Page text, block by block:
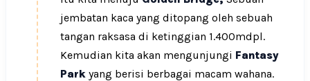
jembatan kaca yang ditopang oleh sebuah
tangan raksasa di ketinggian 1.400mdpl.
Kemudian kita akan mengunjungi Fantasy
Park yang berisi berbagai macam wahana.